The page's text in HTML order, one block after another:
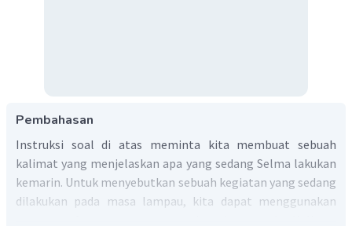
Pembahasan
Instruksi soal di atas meminta kita membuat sebuah
kalimat yang menjelaskan apa yang sedang Selma lakukan
kemarin. Untuk menyebutkan sebuah kegiatan yang sedang
dilakukan pada masa lampau, kita dapat menggunakan